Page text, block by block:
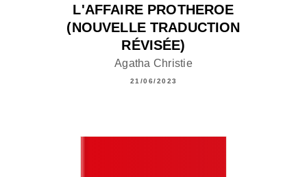
L'AFFAIRE PROTHEROE
(NOUVELLE TRADUCTION
RÉVISÉE)
Agatha Christie
21/06/2023